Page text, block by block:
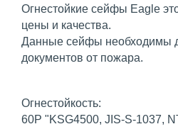
Огнестойкие сейфы Eagle
цены и качества.
Данные сейфы необходимы
документов от пожара.
Огнестойкость:
60P "KSG4500, JIS-S-1037,